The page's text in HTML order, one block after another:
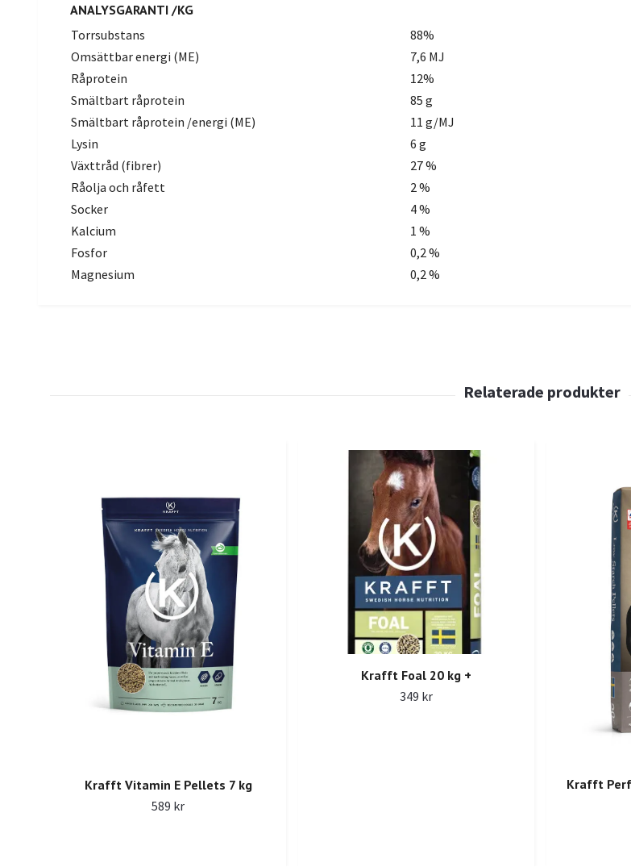
ANALYSGARANTI /KG
Torrsubstans
88%
Omsättbar energi (ME)
7,6 MJ
Råprotein
12%
Smältbart råprotein
85 g
Smältbart råprotein /energi (ME)
11 g/MJ
Lysin
6 g
Växttråd (fibrer)
27 %
Råolja och råfett
2 %
Socker
4 %
Kalcium
1 %
Fosfor
0,2 %
Magnesium
0,2 %
Krafft Vitamin E Pellets 7 kg
589 kr
Krafft Foal 20 kg +
349 kr
Krafft